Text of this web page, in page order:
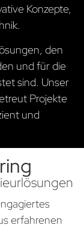
Konzepte,
den
und für die
sind. Unser
Projekte
und
erfahrenen